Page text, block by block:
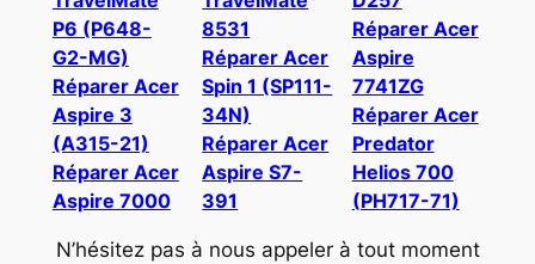
P6 (P648-
G2-MG)
Réparer Acer
Aspire 3
(A315-21)
Réparer Acer
Aspire 7000
8531
Réparer Acer
Spin 1 (SP111-
34N)
Réparer Acer
Aspire S7-
391
Réparer Acer
Aspire
7741ZG
Réparer Acer
Predator
Helios 700
(PH717-71)
N’hésitez pas à nous appeler à tout moment